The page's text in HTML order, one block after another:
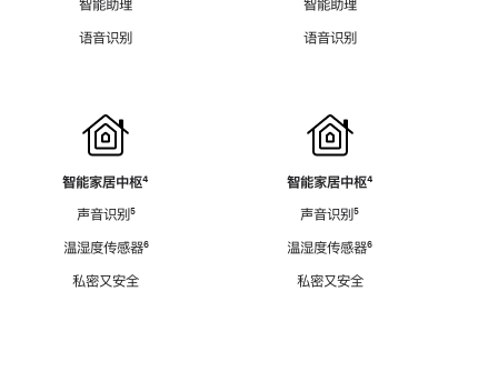
智能助理
语音识别
智能家居中枢脚
⁴
声音识别脚
⁵
温湿度传感器脚
⁶
私密又安全
智能助理
语音识别
智能家居中枢脚
⁴
声音识别脚
⁵
温湿度传感器脚
⁶
私密又安全